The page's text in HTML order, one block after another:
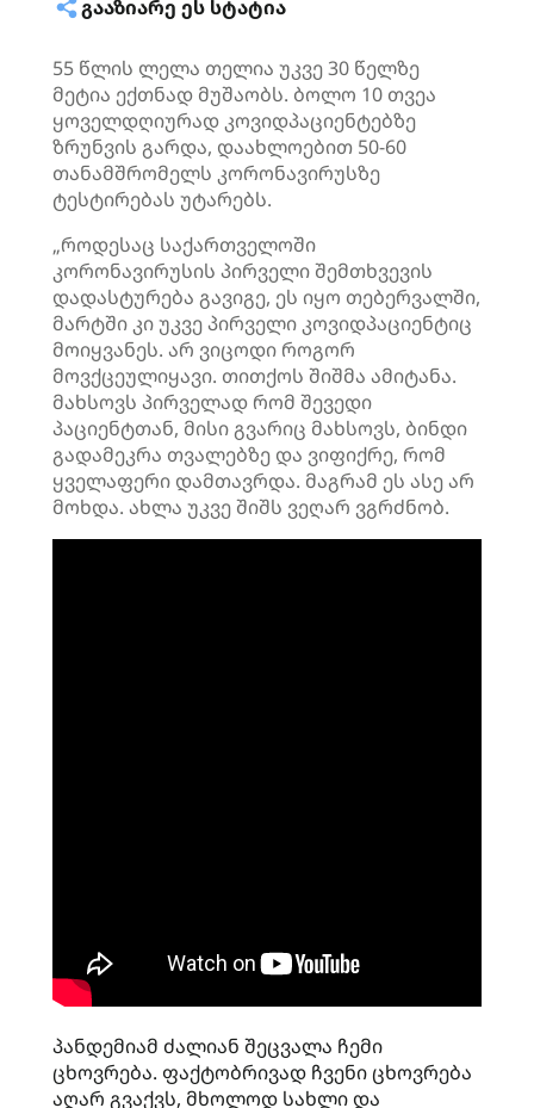
ᲒᲐᲐᲖᲘᲐᲠᲔ ᲔᲡ ᲡᲢᲐᲢᲘᲐ
55 წლის ლელა თელია უკვე 30 წელზე
მეტია ექთნად მუშაობს. ბოლო 10 თვეა
ყოველდღიურად კოვიდპაციენტებზე
ზრუნვის გარდა, დაახლოებით 50-60
თანამშრომელს კორონავირუსზე
ტესტირებას უტარებს.
„როდესაც საქართველოში
კორონავირუსის პირველი შემთხვევის
დადასტურება გავიგე, ეს იყო თებერვალში,
მარტში კი უკვე პირველი კოვიდპაციენტიც
მოიყვანეს. არ ვიცოდი როგორ
მოვქცეულიყავი. თითქოს შიშმა ამიტანა.
მახსოვს პირველად რომ შევედი
პაციენტთან, მისი გვარიც მახსოვს, ბინდი
გადამეკრა თვალებზე და ვიფიქრე, რომ
ყველაფერი დამთავრდა. მაგრამ ეს ასე არ
მოხდა. ახლა უკვე შიშს ვეღარ ვგრძნობ.
პანდემიამ ძალიან შეცვალა ჩემი
ცხოვრება. ფაქტობრივად ჩვენი ცხოვრება
აღარ გვაქვს, მხოლოდ სახლი და